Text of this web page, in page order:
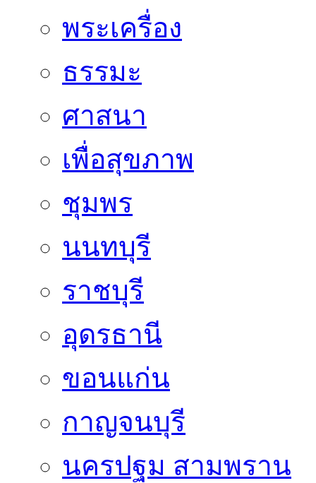
พระเครื่อง
ธรรมะ
ศาสนา
เพื่อสุขภาพ
ชุมพร
นนทบุรี
ราชบุรี
อุดรธานี
ขอนแก่น
กาญจนบุรี
นครปฐม สามพราน